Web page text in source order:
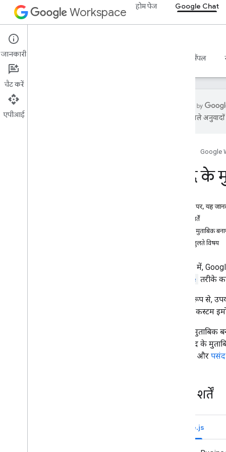
Workspace होम पेज Google Chat
Google Chat
खास जानकारी सैंपल
एआई से मिले
Google
पसंद के
इस पेज पर, यह
ज़रूरी शर्तें
पसंद के मुताबिक़
मिलते-जुलते विषय
इस गाइड में,
delete तरीके
डिफ़ॉल्ट रूप से,
किसी भी कस्टम
पसंद के मुताबिक
लिए, पसंद के
और पसंद
ज़रूरी शर्तें
Node.js
जानकारी
चैट करें
एपीआई